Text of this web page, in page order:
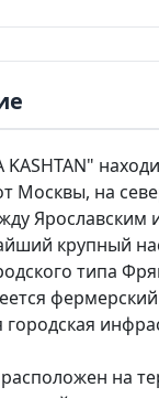
KASHTAN"
Москвы, на
Ярославским
крупный
типа
на